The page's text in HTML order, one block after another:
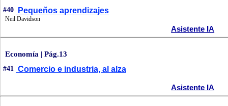
#40 Pequeños aprendizajes
Neil Davidson
Asistente IA
Economía | Pág.13
#41 Comercio e industria, al alza
Asistente IA